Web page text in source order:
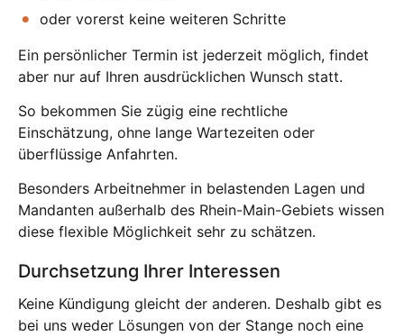
oder vorerst keine weiteren Schritte
Ein persönlicher Termin ist jederzeit möglich, findet
aber nur auf Ihren ausdrücklichen Wunsch statt.
So bekommen Sie zügig eine rechtliche
Einschätzung, ohne lange Wartezeiten oder
überflüssige Anfahrten.
Besonders Arbeitnehmer in belastenden Lagen und
Mandanten außerhalb des Rhein-Main-Gebiets wissen
diese flexible Möglichkeit sehr zu schätzen.
Durchsetzung Ihrer Interessen
Keine Kündigung gleicht der anderen. Deshalb gibt es
bei uns weder Lösungen von der Stange noch eine